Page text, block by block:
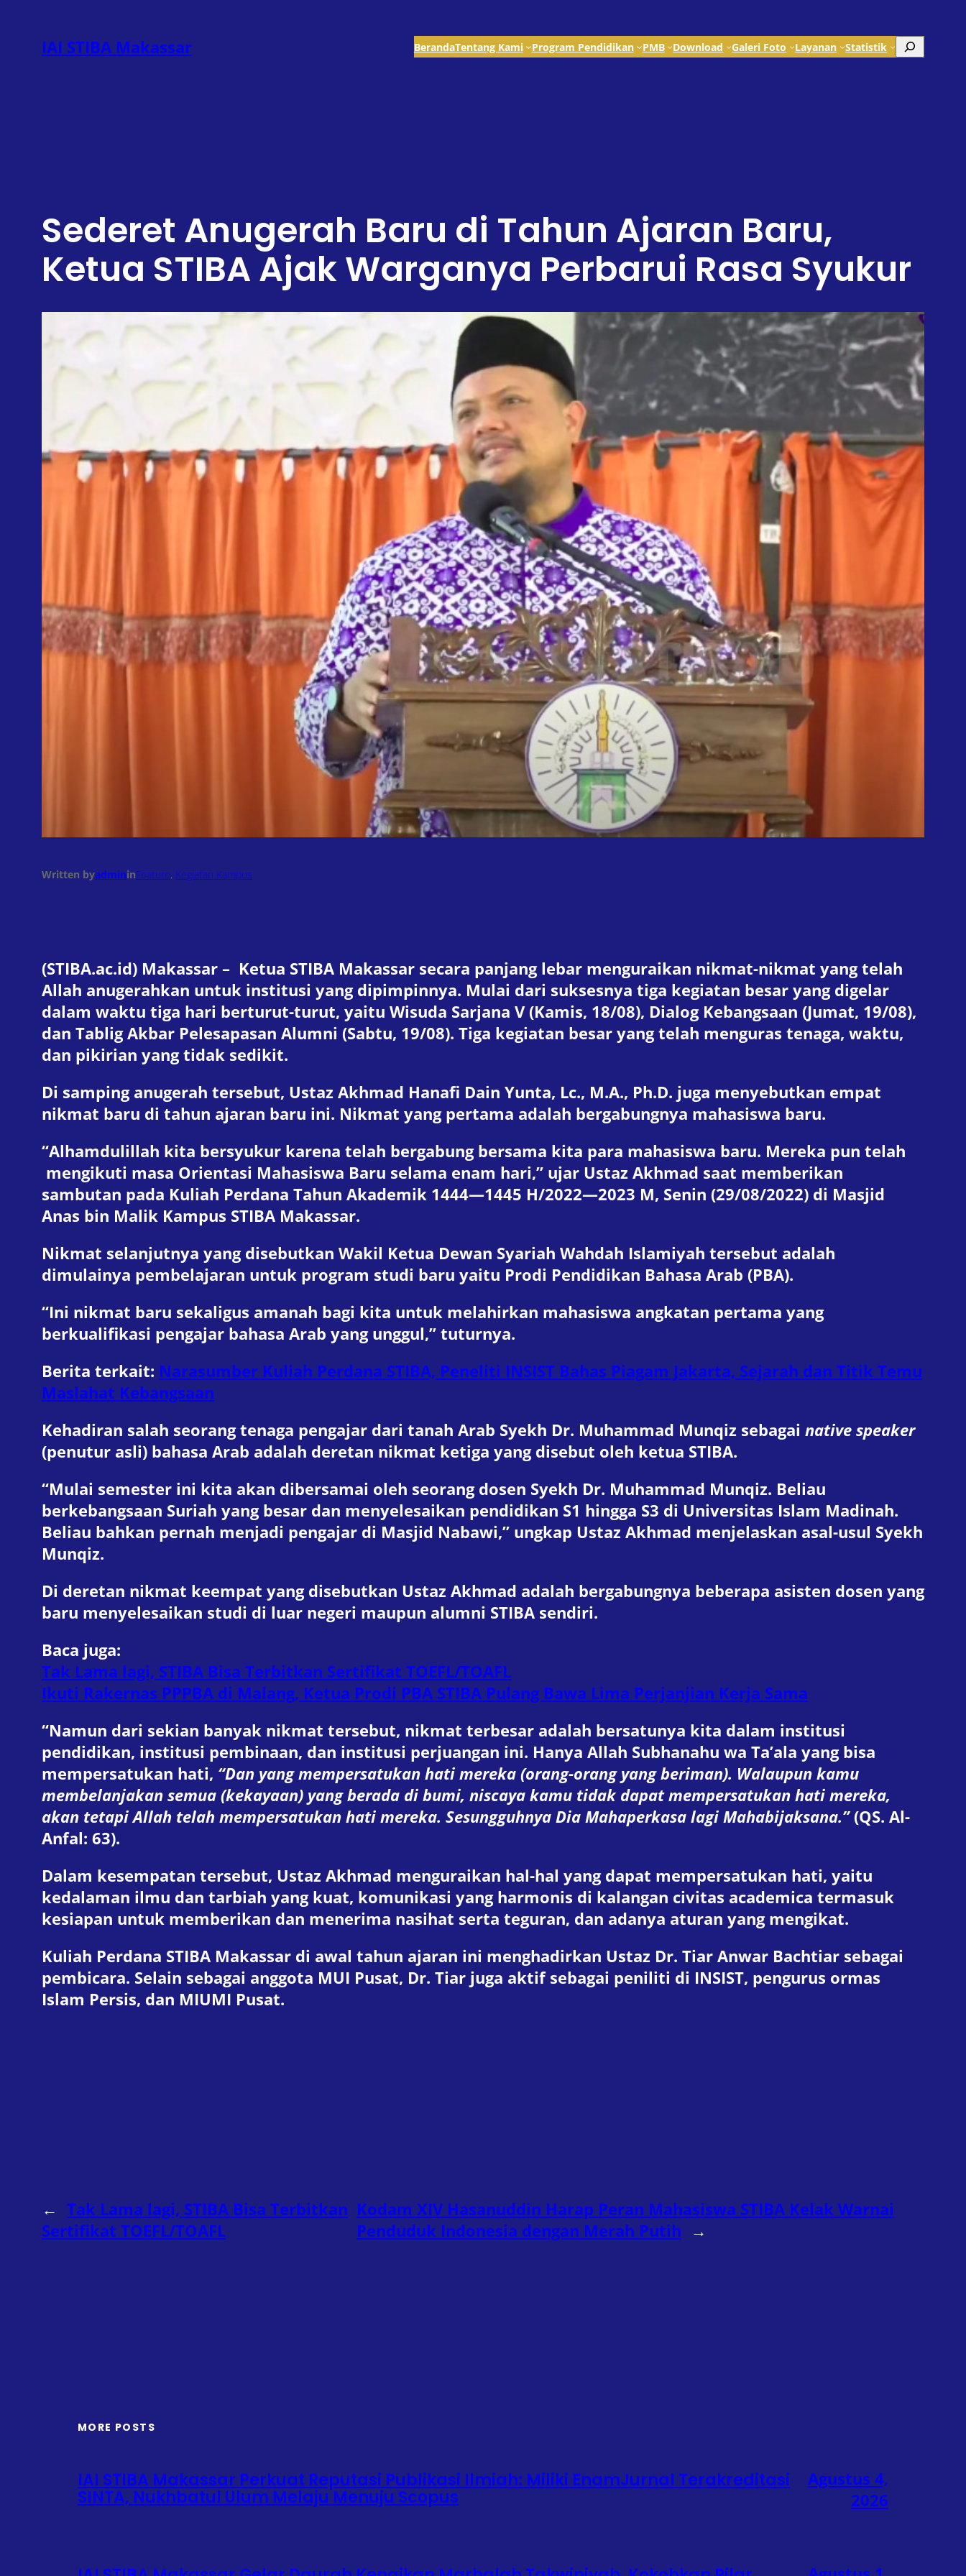
konten
IAI STIBA Makassar BerandaTentang Kami Program Pendidikan PMB Download Galeri Foto Layanan Statistik Search
Sederet Anugerah Baru di Tahun Ajaran Baru,
Ketua STIBA Ajak Warganya Perbarui Rasa Syukur
Written byadmininFeature, Kegiatan Kampus
(STIBA.ac.id) Makassar – Ketua STIBA Makassar secara panjang lebar menguraikan nikmat-nikmat yang telah
Allah anugerahkan untuk institusi yang dipimpinnya. Mulai dari suksesnya tiga kegiatan besar yang digelar
dalam waktu tiga hari berturut-turut, yaitu Wisuda Sarjana V (Kamis, 18/08), Dialog Kebangsaan (Jumat, 19/08),
dan Tablig Akbar Pelesapasan Alumni (Sabtu, 19/08). Tiga kegiatan besar yang telah menguras tenaga, waktu,
dan pikirian yang tidak sedikit.
Di samping anugerah tersebut, Ustaz Akhmad Hanafi Dain Yunta, Lc., M.A., Ph.D. juga menyebutkan empat
nikmat baru di tahun ajaran baru ini. Nikmat yang pertama adalah bergabungnya mahasiswa baru.
“Alhamdulillah kita bersyukur karena telah bergabung bersama kita para mahasiswa baru. Mereka pun telah
mengikuti masa Orientasi Mahasiswa Baru selama enam hari,” ujar Ustaz Akhmad saat memberikan
sambutan pada Kuliah Perdana Tahun Akademik 1444—1445 H/2022—2023 M, Senin (29/08/2022) di Masjid
Anas bin Malik Kampus STIBA Makassar.
Nikmat selanjutnya yang disebutkan Wakil Ketua Dewan Syariah Wahdah Islamiyah tersebut adalah
dimulainya pembelajaran untuk program studi baru yaitu Prodi Pendidikan Bahasa Arab (PBA).
“Ini nikmat baru sekaligus amanah bagi kita untuk melahirkan mahasiswa angkatan pertama yang
berkualifikasi pengajar bahasa Arab yang unggul,” tuturnya.
Berita terkait: Narasumber Kuliah Perdana STIBA, Peneliti INSIST Bahas Piagam Jakarta, Sejarah dan Titik Temu
Maslahat Kebangsaan
Kehadiran salah seorang tenaga pengajar dari tanah Arab Syekh Dr. Muhammad Munqiz sebagai native speaker
(penutur asli) bahasa Arab adalah deretan nikmat ketiga yang disebut oleh ketua STIBA.
“Mulai semester ini kita akan dibersamai oleh seorang dosen Syekh Dr. Muhammad Munqiz. Beliau
berkebangsaan Suriah yang besar dan menyelesaikan pendidikan S1 hingga S3 di Universitas Islam Madinah.
Beliau bahkan pernah menjadi pengajar di Masjid Nabawi,” ungkap Ustaz Akhmad menjelaskan asal-usul Syekh
Munqiz.
Di deretan nikmat keempat yang disebutkan Ustaz Akhmad adalah bergabungnya beberapa asisten dosen yang
baru menyelesaikan studi di luar negeri maupun alumni STIBA sendiri.
Baca juga:
Tak Lama lagi, STIBA Bisa Terbitkan Sertifikat TOEFL/TOAFL
Ikuti Rakernas PPPBA di Malang, Ketua Prodi PBA STIBA Pulang Bawa Lima Perjanjian Kerja Sama
“Namun dari sekian banyak nikmat tersebut, nikmat terbesar adalah bersatunya kita dalam institusi
pendidikan, institusi pembinaan, dan institusi perjuangan ini. Hanya Allah Subhanahu wa Ta’ala yang bisa
mempersatukan hati, “Dan yang mempersatukan hati mereka (orang-orang yang beriman). Walaupun kamu
membelanjakan semua (kekayaan) yang berada di bumi, niscaya kamu tidak dapat mempersatukan hati mereka,
akan tetapi Allah telah mempersatukan hati mereka. Sesungguhnya Dia Mahaperkasa lagi Mahabijaksana.”(QS. Al-
Anfal: 63).
Dalam kesempatan tersebut, Ustaz Akhmad menguraikan hal-hal yang dapat mempersatukan hati, yaitu
kedalaman ilmu dan tarbiah yang kuat, komunikasi yang harmonis di kalangan civitas academica termasuk
kesiapan untuk memberikan dan menerima nasihat serta teguran, dan adanya aturan yang mengikat.
Kuliah Perdana STIBA Makassar di awal tahun ajaran ini menghadirkan Ustaz Dr. Tiar Anwar Bachtiar sebagai
pembicara. Selain sebagai anggota MUI Pusat, Dr. Tiar juga aktif sebagai peniliti di INSIST, pengurus ormas
Islam Persis, dan MIUMI Pusat.
← Tak Lama lagi, STIBA Bisa Terbitkan
Sertifikat TOEFL/TOAFL
Kodam XIV Hasanuddin Harap Peran Mahasiswa STIBA Kelak Warnai
Penduduk Indonesia dengan Merah Putih →
MORE POSTS
IAI STIBA Makassar Perkuat Reputasi Publikasi Ilmiah: Miliki EnamJurnal Terakreditasi
SINTA, Nukhbatul Ulum Melaju Menuju Scopus
Agustus 4,
2026